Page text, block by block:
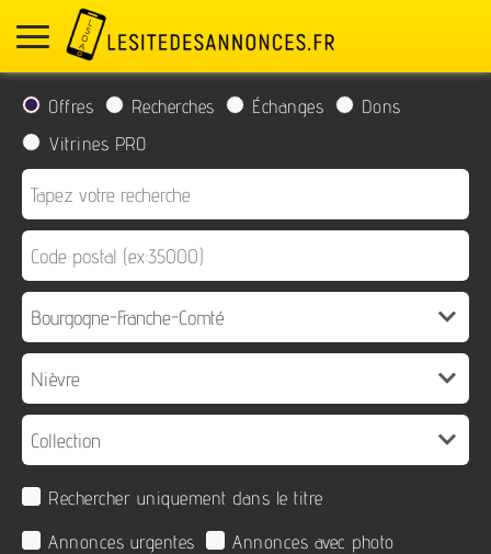
Offres Recherches Échanges
Dons
Vitrines PRO
Rechercher uniquement dans le titre
Annonces urgentes
Annonces avec photo